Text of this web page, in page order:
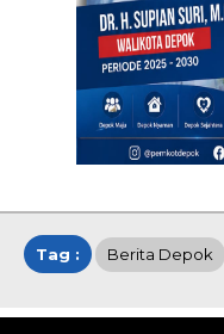
Tag : Berita Depok